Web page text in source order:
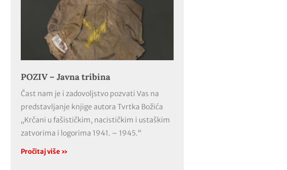
POZIV – Javna tribina
Čast nam je i zadovoljstvo pozvati Vas na
predstavljanje knjige autora Tvrtka Božića
„Krčani u fašističkim, nacističkim i ustaškim
zatvorima i logorima 1941. – 1945.“
Pročitaj više »